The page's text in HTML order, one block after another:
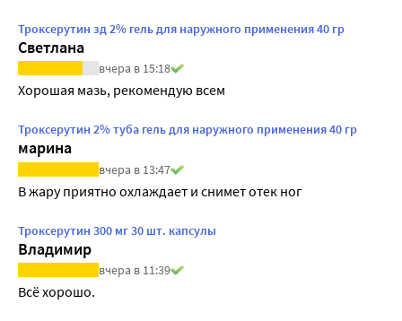
Троксерутин зд 2% гель для наружного применения 40 гр
Светлана
вчера в 15:18
Хорошая мазь, рекомендую всем
Троксерутин 2% туба гель для наружного применения 40 гр
марина
вчера в 13:47
В жару приятно охлаждает и снимет отек ног
Троксерутин 300 мг 30 шт. капсулы
Владимир
вчера в 11:39
Всё хорошо.